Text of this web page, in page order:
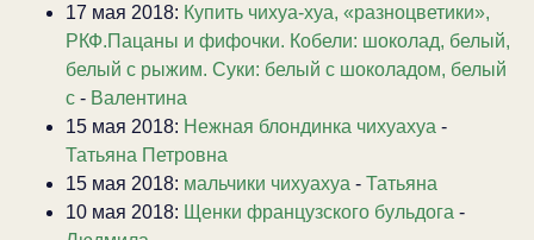
17 мая 2018: Купить чихуа-хуа, «разноцветики»,
РКФ.Пацаны и фифочки. Кобели: шоколад, белый,
белый с рыжим. Суки: белый с шоколадом, белый
с - Валентина
15 мая 2018: Нежная блондинка чихуахуа -
Татьяна Петровна
15 мая 2018: мальчики чихуахуа - Татьяна
10 мая 2018: Щенки французского бульдога -